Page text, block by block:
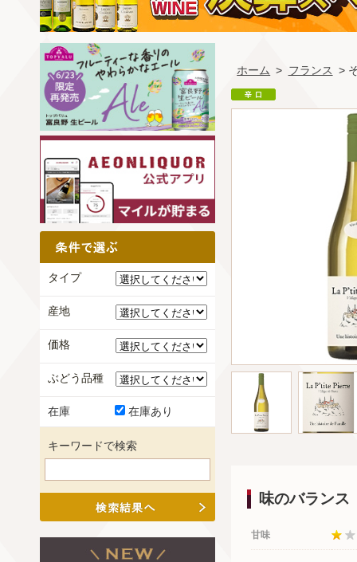
ホーム > フランス >
味のバランス
甘味
タイプ
産地
価格
ぶどう品種
在庫 在庫あり
キーワードで検索